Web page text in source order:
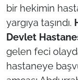
bir hekimin
yargıya taşındı.
Devlet
gelen feci
hastaneye